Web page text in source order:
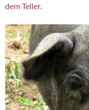
dem Teller.